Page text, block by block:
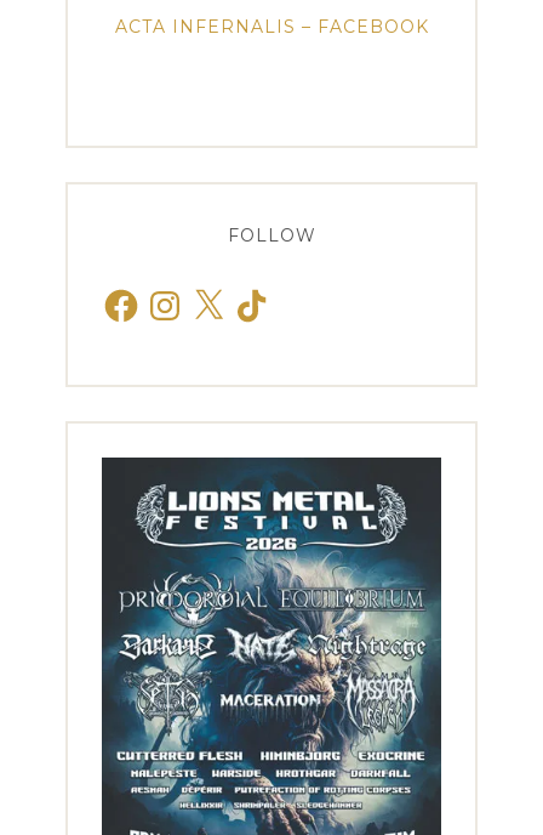
ACTA INFERNALIS – FACEBOOK
FOLLOW
FacebookInstagram
X TikTok